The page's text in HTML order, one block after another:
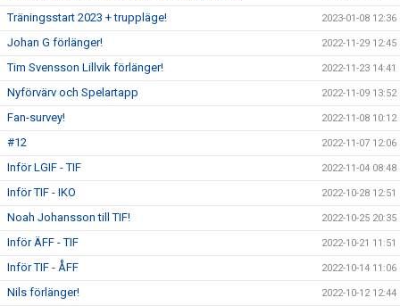
Träningsstart 2023 + truppläge! 2023-01-08 12:36
Johan G förlänger! 2022-11-29 12:45
Tim Svensson Lillvik förlänger! 2022-11-23 14:41
Nyförvärv och Spelartapp 2022-11-09 13:52
Fan-survey! 2022-11-08 10:12
#12 2022-11-07 12:06
Inför LGIF - TIF 2022-11-04 08:48
Inför TIF - IKO 2022-10-28 12:51
Noah Johansson till TIF! 2022-10-25 20:35
Inför ÄFF - TIF 2022-10-21 11:51
Inför TIF - ÅFF 2022-10-14 11:06
Nils förlänger! 2022-10-12 12:44